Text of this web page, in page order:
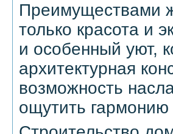
Преимуществами
только красота и
и особенный уют,
архитектурная
возможность
ощутить